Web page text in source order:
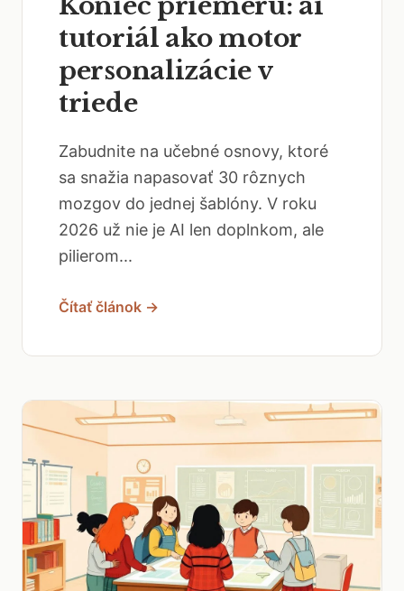
tutoriál ako motor
personalizácie v
triede
Zabudnite na učebné osnovy, ktoré
sa snažia napasovať 30 rôznych
mozgov do jednej šablóny. V roku
2026 už nie je AI len doplnkom, ale
pilierom...
Čítať článok →